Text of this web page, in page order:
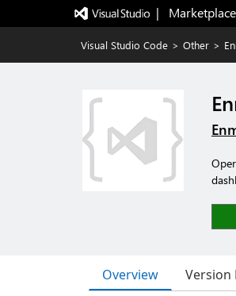
|   Marketplace
Visual Studio Code > Other >
Overview Version